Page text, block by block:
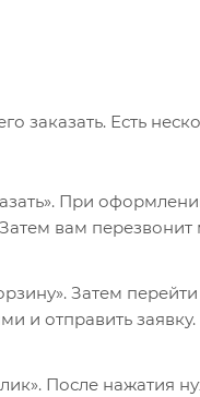
Есть
При
вам перезвонит
Затем
и отправить
После нажатия